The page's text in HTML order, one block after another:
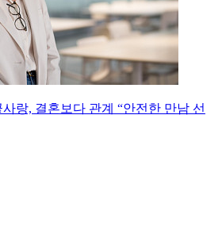
랑, 결혼보다 관계 “안전한 만남 선